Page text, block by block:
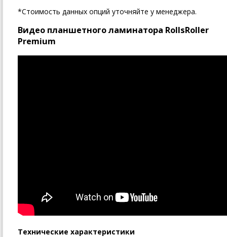
*Стоимость данных опций уточняйте у менеджера.
Видео планшетного ламинатора RollsRoller
Premium
Технические характеристики